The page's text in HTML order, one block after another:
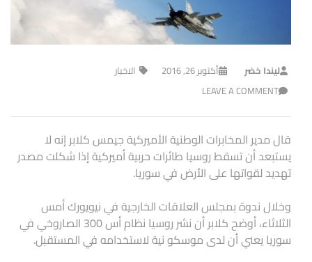
ليندا خضر أكتوبر 26, 2016
الاخبار
LEAVE A COMMENT
قال مدير المخابرات الوطنية الأميركية جيمس كلابر إنه لا
يستبعد أن تسقط روسيا طائرات حربية أميركية إذا شكلت مصدر
تهديد لقواتها على الأرض في سوريا.
وخلال ندوة بمجلس العلاقات الخارجية في نيويورك أمس
الثلاثاء، أوضح كلابر أن نشر روسيا نظام أس 300 الصاروخي في
سوريا يعني أن لدى موسكو نية لاستخدامه في المستقبل.